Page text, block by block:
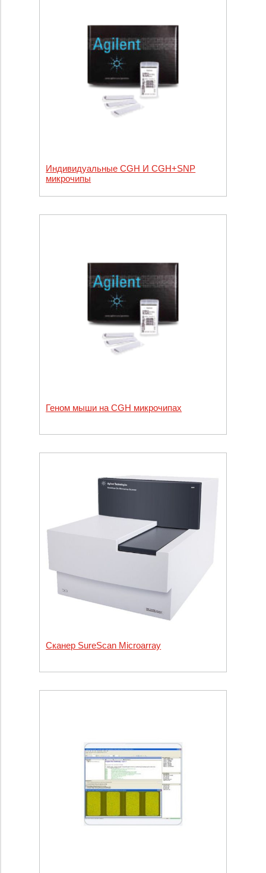
Индивидуальные CGH И CGH+SNP
микрочипы
Геном мыши на CGH микрочипах
Сканер SureScan Microarray